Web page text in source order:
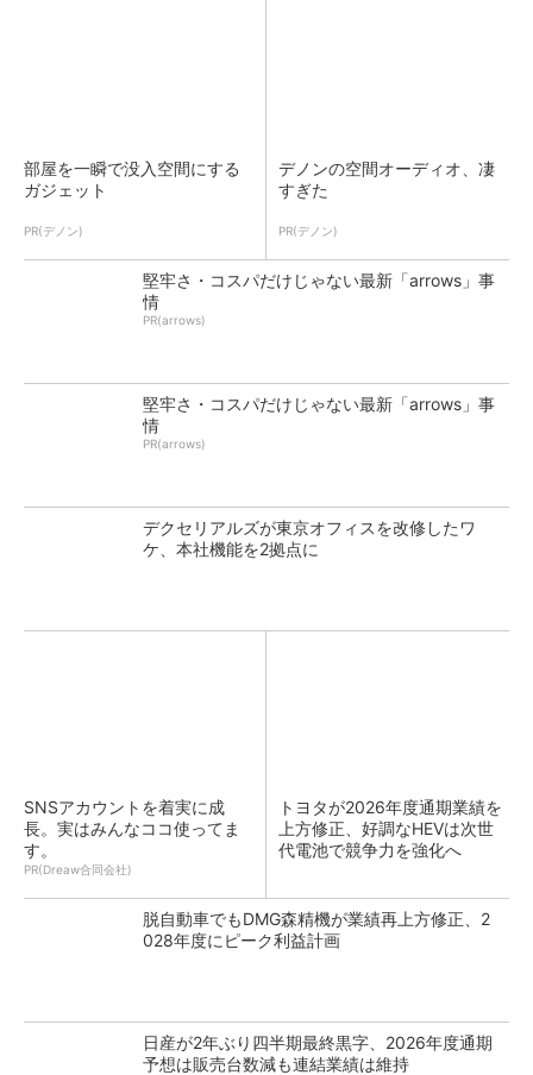
部屋を一瞬で没入空間にする
ガジェット
PR(デノン)
デノンの空間オーディオ、凄
すぎた
PR(デノン)
堅牢さ・コスパだけじゃない最新「arrows」事
情
PR(arrows)
堅牢さ・コスパだけじゃない最新「arrows」事
情
PR(arrows)
デクセリアルズが東京オフィスを改修したワ
ケ、本社機能を2拠点に
SNSアカウントを着実に成
長。実はみんなココ使ってま
す。
PR(Dreaw合同会社)
トヨタが2026年度通期業績を
上方修正、好調なHEVは次世
代電池で競争力を強化へ
脱自動車でもDMG森精機が業績再上方修正、2
028年度にピーク利益計画
日産が2年ぶり四半期最終黒字、2026年度通期
予想は販売台数減も連結業績は維持